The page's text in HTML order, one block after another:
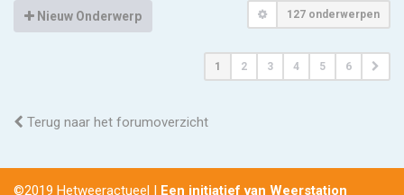
Nieuw Onderwerp 127 onderwerpen
1 2 3 4 5 6
Terug naar het forumoverzicht
©2019 Hetweeractueel | Een initiatief van Weerstation